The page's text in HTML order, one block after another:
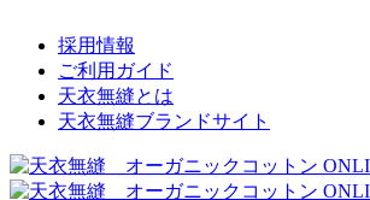
採用情報
ご利用ガイド
天衣無縫とは
天衣無縫ブランドサイト